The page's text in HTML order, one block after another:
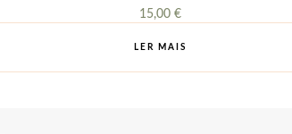
15,00 €
LER MAIS